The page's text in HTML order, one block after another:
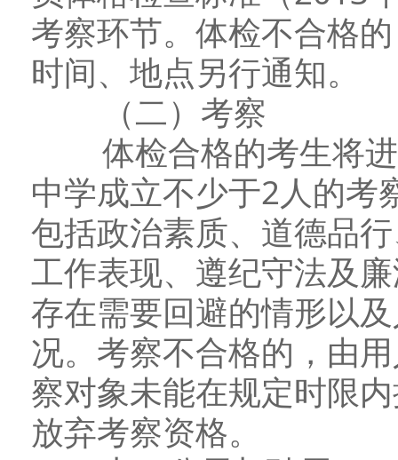
考察环节。体检不合格
时间、地点另行通知。
（二）考察
体检合格的考生将进
中学成立不少于2人的考
包括政治素质、道德品
工作表现、遵纪守法及
存在需要回避的情形以
况。考察不合格的，由
察对象未能在规定时限
放弃考察资格。